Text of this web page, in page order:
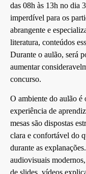
das 08h às 13h no dia
imperdível para os
abrangente e
literatura, conteúdos
Durante o aulão, será
aumentar
concurso.
O ambiente do aulão é
experiência de
mesas são dispostas
clara e confortável do
durante as
audiovisuais
de slides, vídeos